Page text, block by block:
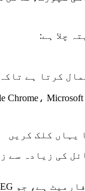
چلا ہے:
کرتا ہے
یہاں کلک کریں